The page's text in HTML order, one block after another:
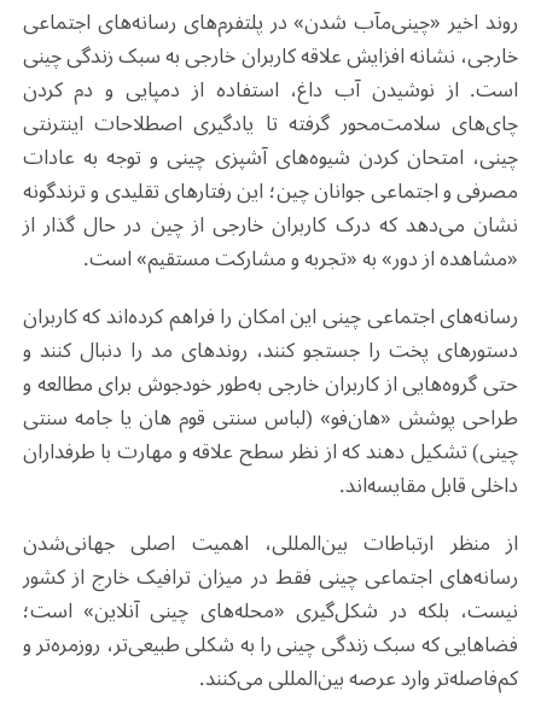
روند اخیر «چینی‌مآب شدن» در پلتفرم‌های رسانه‌های اجتماعی
خارجی، نشانه افزایش علاقه کاربران خارجی به سبک زندگی چینی
است. از نوشیدن آب داغ، استفاده از دمپایی و دم کردن
چای‌های سلامت‌محور گرفته تا یادگیری اصطلاحات اینترنتی
چینی، امتحان کردن شیوه‌های آشپزی چینی و توجه به عادات
مصرفی و اجتماعی جوانان چین؛ این رفتارهای تقلیدی و ترندگونه
نشان می‌دهد که درک کاربران خارجی از چین در حال گذار از
«مشاهده از دور» به «تجربه و مشارکت مستقیم» است.
رسانه‌های اجتماعی چینی این امکان را فراهم کرده‌اند که کاربران
دستورهای پخت را جستجو کنند، روندهای مد را دنبال کنند و
حتی گروه‌هایی از کاربران خارجی به‌طور خودجوش برای مطالعه و
طراحی پوشش «هان‌فو» (لباس سنتی قوم هان یا جامه سنتی
چینی) تشکیل دهند که از نظر سطح علاقه و مهارت با طرفداران
داخلی قابل مقایسه‌اند.
از منظر ارتباطات بین‌المللی، اهمیت اصلی جهانی‌شدن
رسانه‌های اجتماعی چینی فقط در میزان ترافیک خارج از کشور
نیست، بلکه در شکل‌گیری «محله‌های چینی آنلاین» است؛
فضاهایی که سبک زندگی چینی را به شکلی طبیعی‌تر، روزمره‌تر و
کم‌فاصله‌تر وارد عرصه بین‌المللی می‌کنند.